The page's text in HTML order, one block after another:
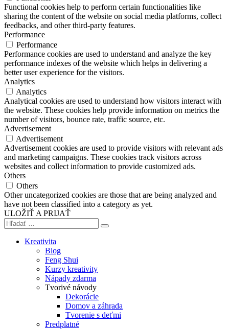
Functional cookies help to perform certain functionalities like
sharing the content of the website on social media platforms, collect
feedbacks, and other third-party features.
Performance
Performance
Performance cookies are used to understand and analyze the key
performance indexes of the website which helps in delivering a
better user experience for the visitors.
Analytics
Analytics
Analytical cookies are used to understand how visitors interact with
the website. These cookies help provide information on metrics the
number of visitors, bounce rate, traffic source, etc.
Advertisement
Advertisement
Advertisement cookies are used to provide visitors with relevant ads
and marketing campaigns. These cookies track visitors across
websites and collect information to provide customized ads.
Others
Others
Other uncategorized cookies are those that are being analyzed and
have not been classified into a category as yet.
ULOŽIŤ A PRIJAŤ
Kreativita
Blog
Feng Shui
Kurzy kreativity
Nápady zdarma
Tvorivé návody
Dekorácie
Domov a záhrada
Tvorenie s deťmi
Predplatné